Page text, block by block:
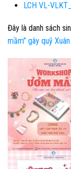
LCH VL-
Đây là danh sách
mầm” gây quỹ